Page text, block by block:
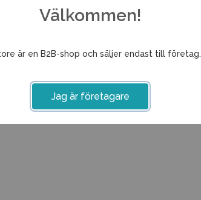
Välkommen!
är en B2B-shop och säljer endast till företag.
Jag är företagare